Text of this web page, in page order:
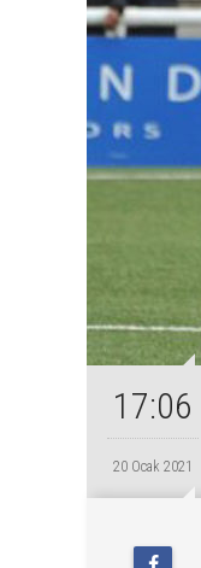
17:06
20 Ocak 2021